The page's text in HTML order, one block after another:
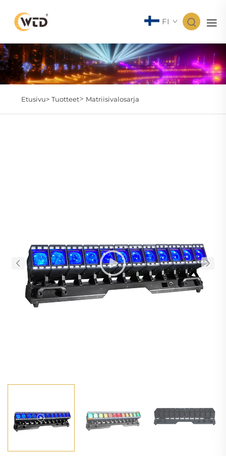
FI
Etusivu> Tuotteet> Matriisivalosarja